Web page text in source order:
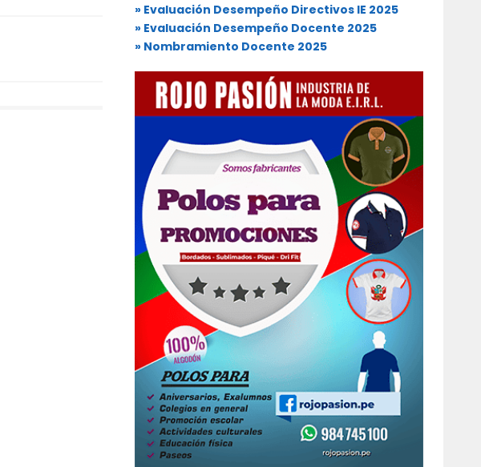
» Evaluación Desempeño Directivos IE 2025
» Evaluación Desempeño Docente 2025
» Nombramiento Docente 2025